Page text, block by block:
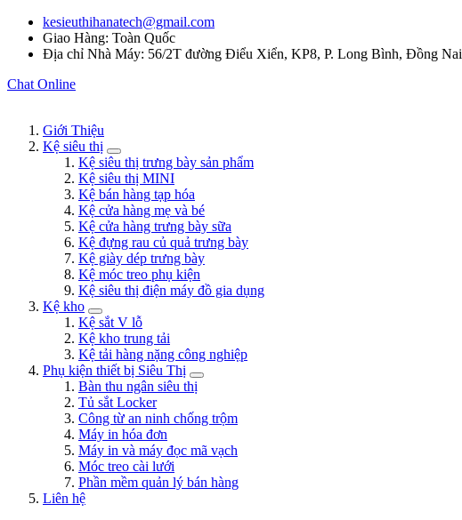
kesieuthihanatech@gmail.com
Giao Hàng: Toàn Quốc
Địa chỉ Nhà Máy: 56/2T đường Điểu Xiển, KP8, P. Long Bình, Đồng Nai
Chat Online
Giới Thiệu
Kệ siêu thị
Kệ siêu thị trưng bày sản phẩm
Kệ siêu thị MINI
Kệ bán hàng tạp hóa
Kệ cửa hàng mẹ và bé
Kệ cửa hàng trưng bày sữa
Kệ đựng rau củ quả trưng bày
Kệ giày dép trưng bày
Kệ móc treo phụ kiện
Kệ siêu thị điện máy đồ gia dụng
Kệ kho
Kệ sắt V lỗ
Kệ kho trung tải
Kệ tải hàng nặng công nghiệp
Phụ kiện thiết bị Siêu Thị
Bàn thu ngân siêu thị
Tủ sắt Locker
Công từ an ninh chống trộm
Máy in hóa đơn
Máy in và máy đọc mã vạch
Móc treo cài lưới
Phần mềm quản lý bán hàng
Liên hệ